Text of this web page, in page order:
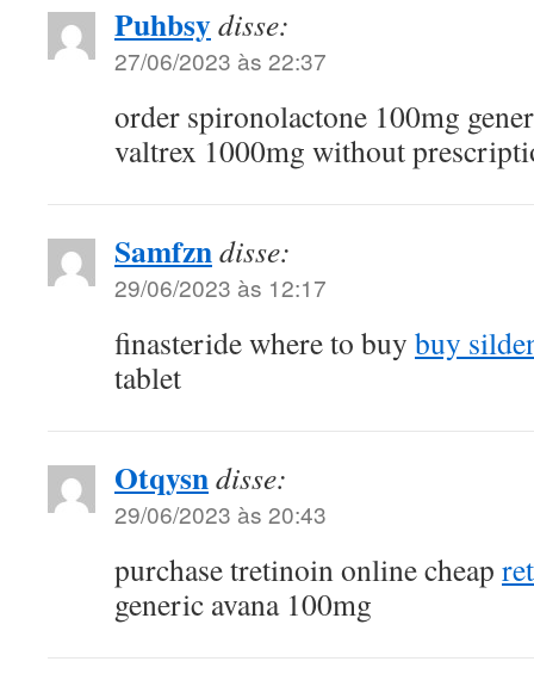
Puhbsydisse:
27/06/2023 às 22:37
order spironolactone 100mg
valtrex 1000mg without
Samfzndisse:
29/06/2023 às 12:17
finasteride where to buy buy
tablet
Otqysndisse:
29/06/2023 às 20:43
purchase tretinoin online cheap
generic avana 100mg